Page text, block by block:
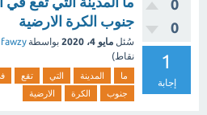
0
0
1
إجابة
جنوب الكرة الارضية
سُئل مايو 4، 2020 بواسطةfawzy
نقاط)
ما المدينة التي تقع
جنوب
الكرة الارضية